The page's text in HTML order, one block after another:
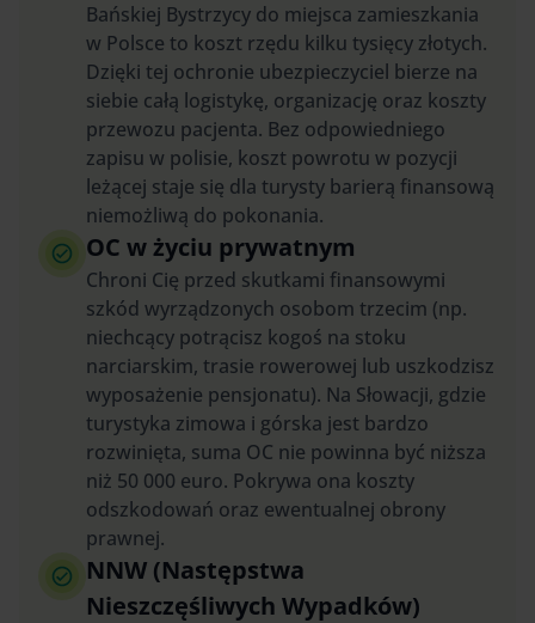
Bańskiej Bystrzycy do miejsca zamieszkania
w Polsce to koszt rzędu kilku tysięcy złotych.
Dzięki tej ochronie ubezpieczyciel bierze na
siebie całą logistykę, organizację oraz koszty
przewozu pacjenta. Bez odpowiedniego
zapisu w polisie, koszt powrotu w pozycji
leżącej staje się dla turysty barierą finansową
niemożliwą do pokonania.
OC w życiu prywatnym
Chroni Cię przed skutkami finansowymi
szkód wyrządzonych osobom trzecim (np.
niechcący potrącisz kogoś na stoku
narciarskim, trasie rowerowej lub uszkodzisz
wyposażenie pensjonatu). Na Słowacji, gdzie
turystyka zimowa i górska jest bardzo
rozwinięta, suma OC nie powinna być niższa
niż 50 000 euro. Pokrywa ona koszty
odszkodowań oraz ewentualnej obrony
prawnej.
NNW (Następstwa
Nieszczęśliwych Wypadków)